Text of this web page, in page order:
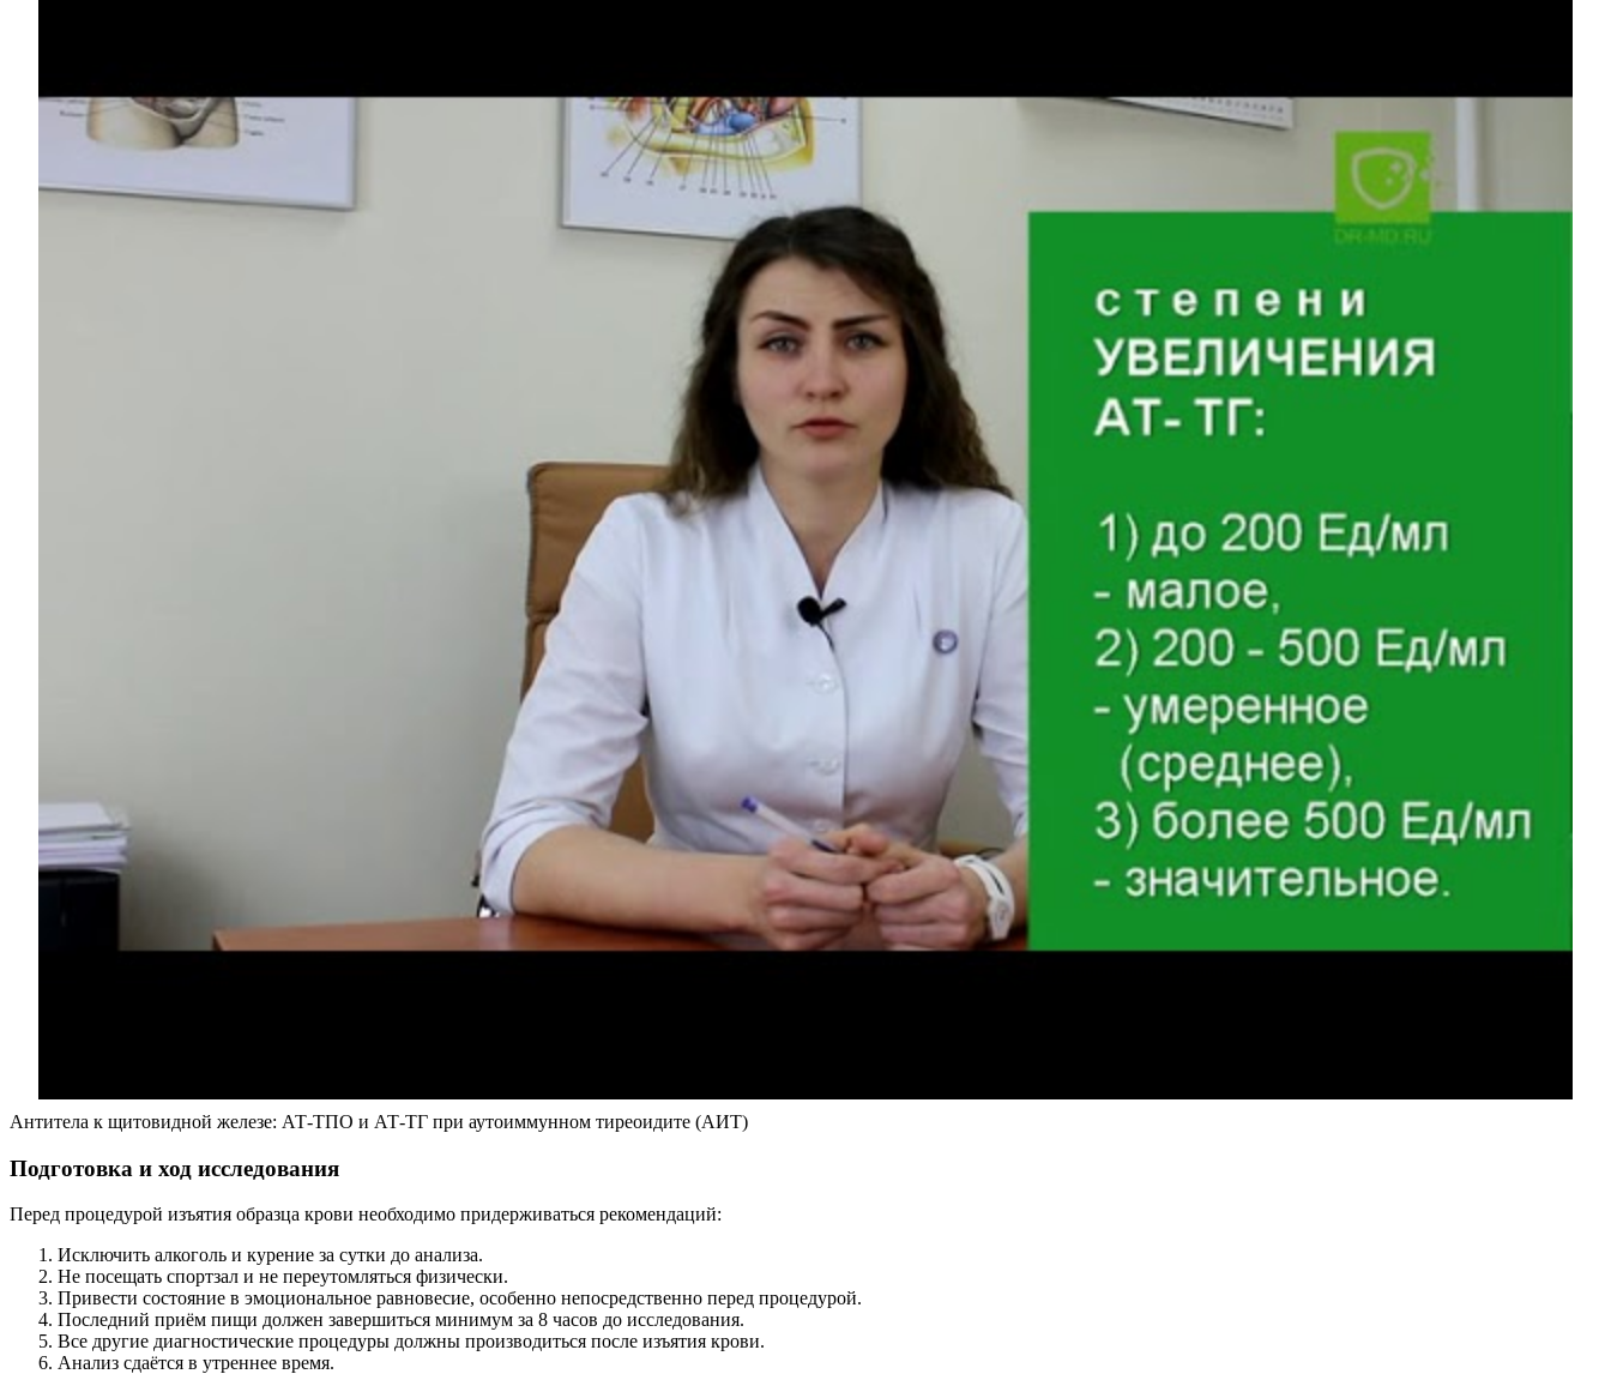
Антитела к щитовидной железе: АТ-ТПО и АТ-ТГ при аутоиммунном тиреоидите (АИТ)
Подготовка и ход исследования
Перед процедурой изъятия образца крови необходимо придерживаться рекомендаций:
Исключить алкоголь и курение за сутки до анализа.
Не посещать спортзал и не переутомляться физически.
Привести состояние в эмоциональное равновесие, особенно непосредственно перед процедурой.
Последний приём пищи должен завершиться минимум за 8 часов до исследования.
Все другие диагностические процедуры должны производиться после изъятия крови.
Анализ сдаётся в утреннее время.